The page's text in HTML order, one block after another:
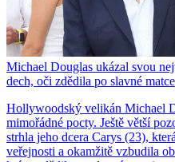
Michael Douglas ukázal svou
dech, oči zdědila po slavné matce
Hollywoodský velikán Michael
mimořádné pocty. Ještě větší
strhla jeho dcera Carys (23),
veřejnosti a okamžitě vzbudila